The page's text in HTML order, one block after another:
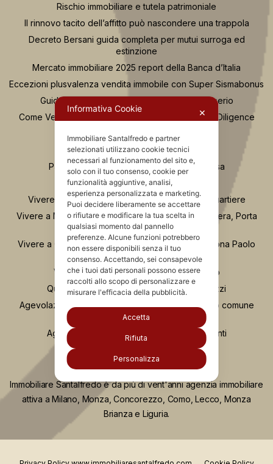
Rischio immobiliare e tutela patrimoniale
Il rinnovo tacito dell’affitto può nascondere una trappola
Decreto Bersani guida completa per mutui surroga ed
estinzione
Mercato immobiliare 2025 report della Banca d’Italia
Eccezioni plusvalenza vendita immobile con Super Sismabonus
Guida per scegliere un agente immobiliare serio
Come Vendere Casa Consulenza Tecnica e Due Diligence
Casa Nuova o da Ristrutturare?
Se compro casa e fallisce il costruttore
Passaggi Fondamentali per Acquistare Casa
Osservatorio Valutazioni Santalfredo
Vivere in zona Buenos Aires Milano: guida al quartiere
Vivere a Moscova Milano: guida al quartiere tra Brera, Porta
Nuova e Parco Sempione
Vivere a Chinatown Milano: guida completa alla zona Paolo
Sarpi
Vivere a Porta Romana e Ticinese Milano
Quartiere Greco Milano: vita, servizi e prezzi
Agevolazione “Prima Casa”: comprare nel proprio comune
anche se si possiede già casa
Agevolazione “prima casa” e unità collabenti
Immobiliare Santalfredo è da più di vent'anni agenzia immobiliare
attiva a Milano, Monza, Concorezzo, Como, Lecco, Monza
Brianza e Liguria.
Informativa Cookie ✕
Immobiliare Santalfredo e partner
selezionati utilizzano cookie tecnici
necessari al funzionamento del sito e,
solo con il tuo consenso, cookie per
funzionalità aggiuntive, analisi,
esperienza personalizzata e marketing.
Puoi decidere liberamente se accettare
o rifiutare e modificare la tua scelta in
qualsiasi momento dal pannello
preferenze. Alcune funzioni potrebbero
non essere disponibili senza il tuo
consenso. Accettando, sei consapevole
che i tuoi dati personali possono essere
raccolti allo scopo di personalizzare e
misurare l'efficacia della pubblicità.
Accetta
Rifiuta
Personalizza